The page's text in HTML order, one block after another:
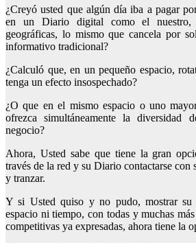
¿Creyó usted que algún día iba a pagar
en un Diario digital como el nuestro,
geográficas, lo mismo que cancela por
informativo tradicional?
¿Calculó que, en un pequeño espacio,
tenga un efecto insospechado?
¿O que en el mismo espacio o uno
ofrezca simultáneamente la diversidad
negocio?
Ahora, Usted sabe que tiene la gran
través de la red y su Diario contactarse con
y tranzar.
Y si Usted quiso y no pudo, mostrar su
espacio ni tiempo, con todas y muchas
competitivas ya expresadas, ahora tiene la